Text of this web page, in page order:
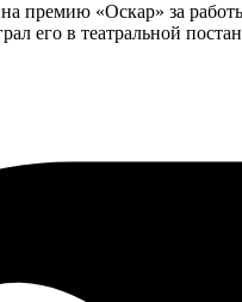
премию «Оскар» за
его в театральной